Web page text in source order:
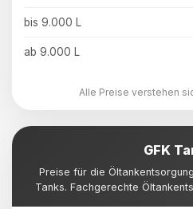
bis 9.000 L
ab 9.000 L
Alle Preise verstehen
GFK
Preise für die
Tanks. Fachgerechte